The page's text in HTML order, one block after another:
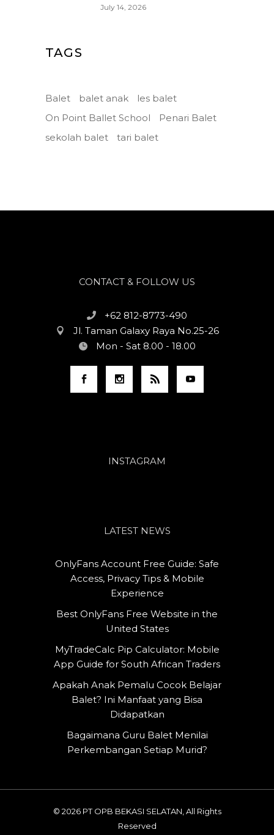
July 14, 2026
TAGS
Balet balet anak
les balet
On Point Ballet School
Penari Balet
sekolah balet
tari balet
CONTACT & FOLLOW US
+62 812-8773-490
Jl. Taman Galaxy Raya No.25-26
Mon - Sat 8.00 - 18.00
INSTAGRAM
LATEST NEWS
OnlyFans Account Free Guide: Safe
Access, Privacy Tips & Mobile
Experience
Best OnlyFans Free Website in the
United States
MyTradeCalc Pip Calculator: Mobile
App Guide for South African Traders
Apakah Anak Pemalu Cocok Belajar
Balet? Ini Manfaat yang Bisa
Didapatkan
Bagaimana Guru Balet Menilai
Perkembangan Setiap Murid?
© 2026 PT OPB BEKASI SELATAN, All Rights
Reserved